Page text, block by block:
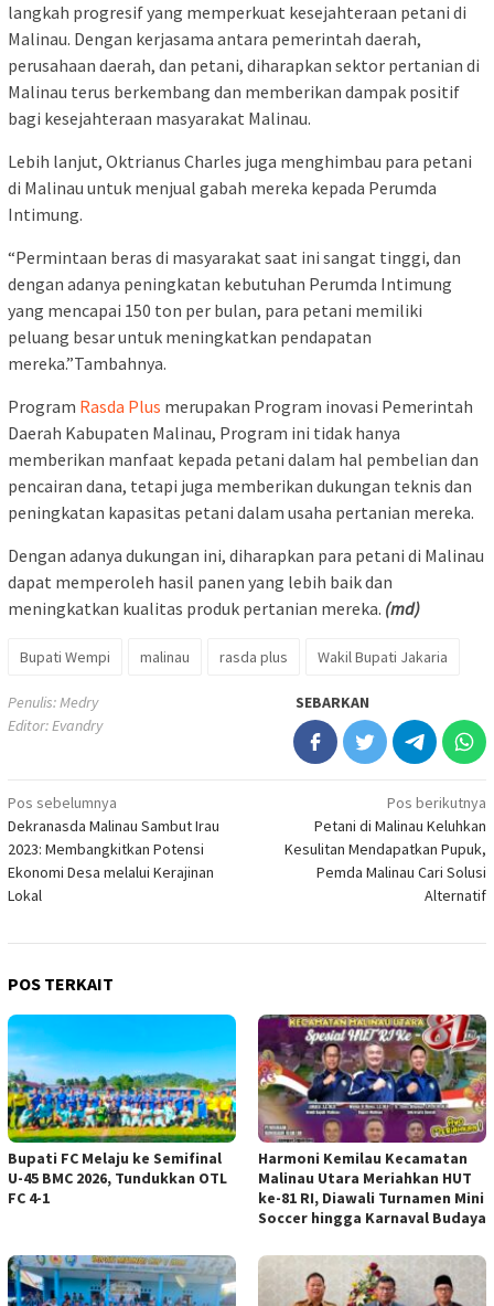
langkah progresif yang memperkuat kesejahteraan petani di
Malinau. Dengan kerjasama antara pemerintah daerah,
perusahaan daerah, dan petani, diharapkan sektor pertanian di
Malinau terus berkembang dan memberikan dampak positif
bagi kesejahteraan masyarakat Malinau.
Lebih lanjut, Oktrianus Charles juga menghimbau para petani
di Malinau untuk menjual gabah mereka kepada Perumda
Intimung.
“Permintaan beras di masyarakat saat ini sangat tinggi, dan
dengan adanya peningkatan kebutuhan Perumda Intimung
yang mencapai 150 ton per bulan, para petani memiliki
peluang besar untuk meningkatkan pendapatan
mereka.”Tambahnya.
Program Rasda Plus merupakan Program inovasi Pemerintah
Daerah Kabupaten Malinau, Program ini tidak hanya
memberikan manfaat kepada petani dalam hal pembelian dan
pencairan dana, tetapi juga memberikan dukungan teknis dan
peningkatan kapasitas petani dalam usaha pertanian mereka.
Dengan adanya dukungan ini, diharapkan para petani di Malinau
dapat memperoleh hasil panen yang lebih baik dan
meningkatkan kualitas produk pertanian mereka. (md)
Bupati Wempi malinau rasda plus Wakil Bupati Jakaria
Penulis: Medry
Editor: Evandry
SEBARKAN
Navigasi
pos
Pos sebelumnya
Dekranasda Malinau Sambut Irau
2023: Membangkitkan Potensi
Ekonomi Desa melalui Kerajinan
Lokal
Pos berikutnya
Petani di Malinau Keluhkan
Kesulitan Mendapatkan Pupuk,
Pemda Malinau Cari Solusi
Alternatif
POS TERKAIT
Bupati FC Melaju ke Semifinal
U-45 BMC 2026, Tundukkan OTL
FC 4-1
Harmoni Kemilau Kecamatan
Malinau Utara Meriahkan HUT
ke-81 RI, Diawali Turnamen Mini
Soccer hingga Karnaval Budaya